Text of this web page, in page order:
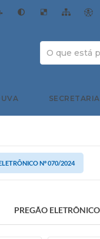
Nº 070/2024
PREGÃO